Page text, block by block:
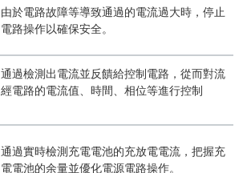
由於電路故障等導致通過的電流過大時，停止
電路操作以確保安全。
通過檢測出電流並反饋給控制電路，從而對流
經電路的電流值、時間、相位等進行控制
通過實時檢測充電電池的充放電電流，把握充
電電池的余量並優化電源電路操作。